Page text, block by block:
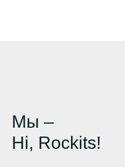
Мы –
Hi, Rockits!